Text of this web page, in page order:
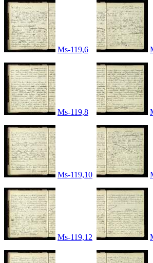
Ms-119,6
Ms-119,8
Ms-119,10
Ms-119,12